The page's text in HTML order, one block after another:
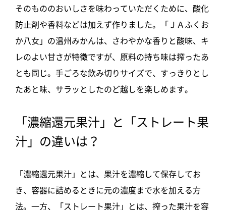
そのもののおいしさを味わっていただくために、酸化
防止剤や香料などは加えず作りました。「ＪＡふくお
か八女」の温州みかんは、さわやかな香りと酸味、キ
レのよい甘さが特徴ですが、原料の持ち味は搾ったあ
とも同じ。手ごろな飲み切りサイズで、すっきりとし
たあと味、サラッとしたのど越しを楽しめます。
「濃縮還元果汁」と「ストレート果
汁」の違いは？
「濃縮還元果汁」とは、果汁を濃縮して保存してお
き、容器に詰めるときに元の濃度まで水を加える方
法。一方、「ストレート果汁」とは、搾った果汁を容